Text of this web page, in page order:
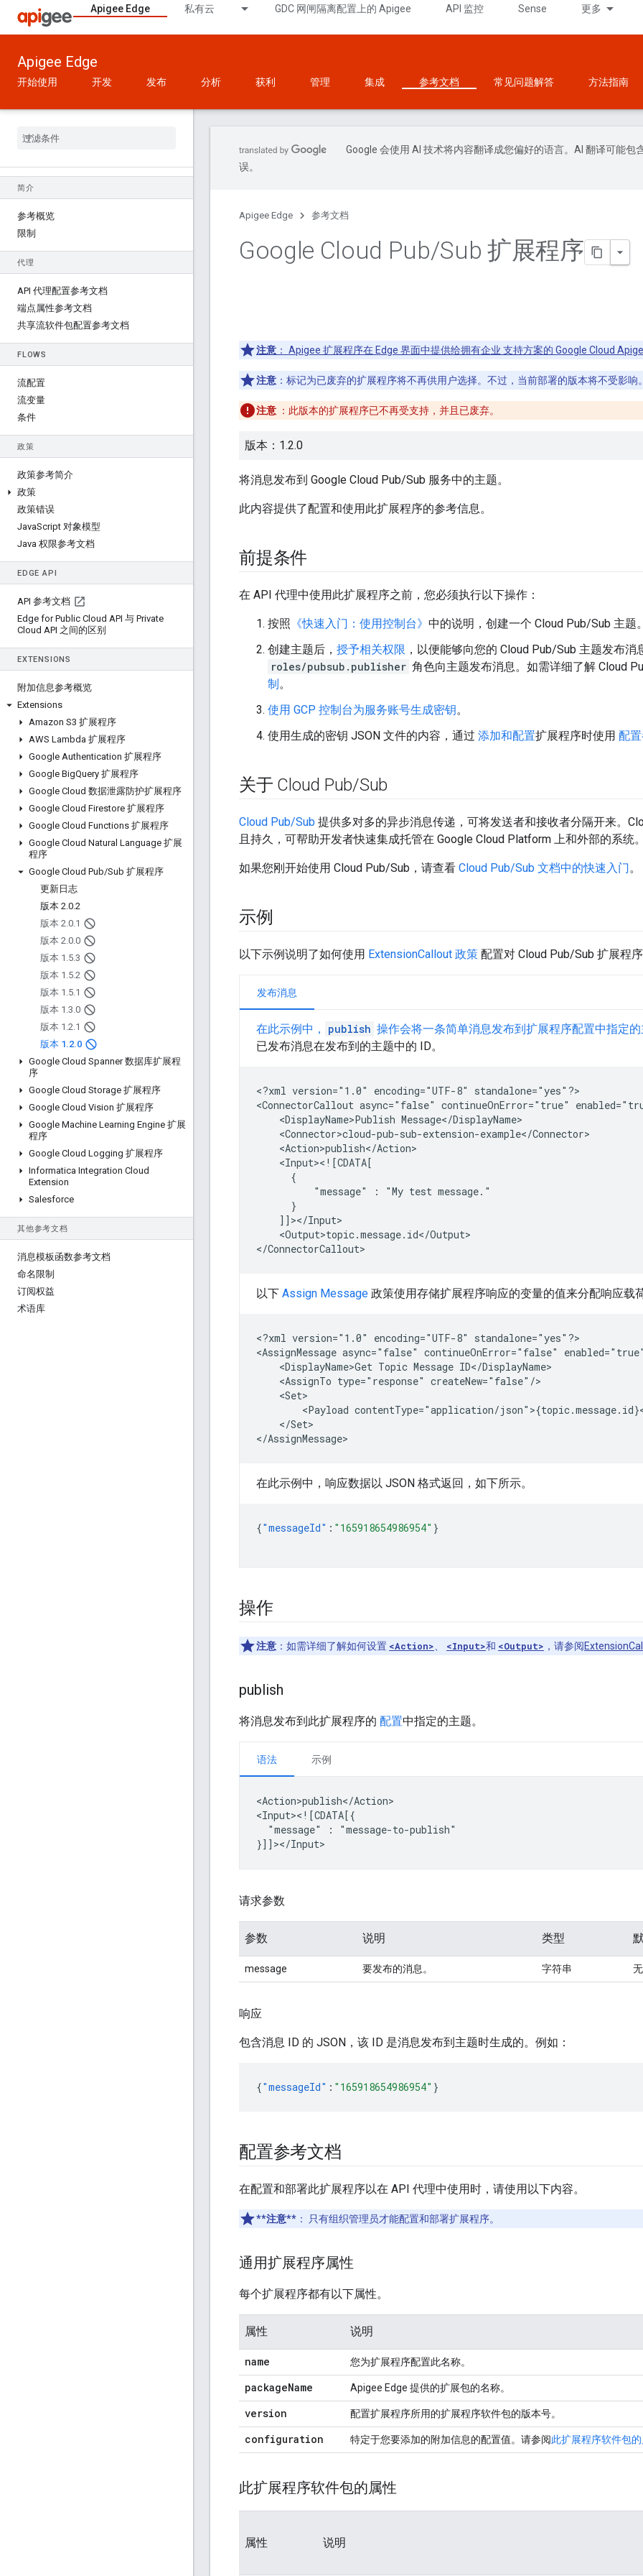
Apigee Edge 私有云 GDC 网闸隔离配置上的 Apigee API 监控 Sense 更多
Apigee Edge
开始使用 开发 发布 分析 获利 管理 集成 参考文档 常见问题解答 方法指南
简介
参考概览
限制
代理
API 代理配置参考文档
端点属性参考文档
共享流软件包配置参考文档
FLOWS
流配置
流变量
条件
政策
政策参考简介
政策
政策错误
JavaScript 对象模型
Java 权限参考文档
EDGE API
API 参考文档
Edge for Public Cloud API 与 Private
Cloud API 之间的区别
EXTENSIONS
附加信息参考概览
Extensions
Amazon S3 扩展程序
AWS Lambda 扩展程序
Google Authentication 扩展程序
Google BigQuery 扩展程序
Google Cloud 数据泄露防护扩展程序
Google Cloud Firestore 扩展程序
Google Cloud Functions 扩展程序
Google Cloud Natural Language 扩展
程序
Google Cloud Pub/Sub 扩展程序
更新日志
版本 2.0.2
版本 2.0.1
版本 2.0.0
版本 1 .5.3
版本 1 .5.2
版本 1 .5.1
版本 1 .3.0
版本 1 .2.1
版本 1.2.0
Google Cloud Spanner 数据库扩展程
序
Google Cloud Storage 扩展程序
Google Cloud Vision 扩展程序
Google Machine Learning Engine 扩展
程序
Google Cloud Logging 扩展程序
Informatica Integration Cloud
Extension
Salesforce
其他参考文档
消息模板函数参考文档
命名限制
订阅权益
术语库
Google 会使用 AI 技术将内容翻译成您偏好的语言。AI 翻译可能包
误。
Apigee Edge 参考文档
Google Cloud Pub/Sub 扩展程序
注意 ： Apigee 扩展程序在 Edge 界面中提供给拥有企业 支持方案的 Google Cloud
注意 ：标记为已废弃的扩展程序将不再供用户选择。不过，当前部署的版本将不受影响
注意 ：此版本的扩展程序已不再受支持，并且已废弃。
版本：1.2.0
将消息发布到 Google Cloud Pub/Sub 服务中的主题。
此内容提供了配置和使用此扩展程序的参考信息。
前提条件
在 API 代理中使用此扩展程序之前，您必须执行以下操作：
按照 《快速入门：使用控制台》 中的说明，创建一个 Cloud Pub/Sub 主题
创建主题后， 授予相关权限 ，以便能够向您的 Cloud Pub/Sub 主题发布
roles/pubsub.publisher 角色向主题发布消息。如需详细了解 Cloud
制。
使用 GCP 控制台为服务账号生成密钥。
使用生成的密钥 JSON 文件的内容，通过 添加和配置扩展程序时使用 配
关于 Cloud Pub/Sub
Cloud Pub/Sub 提供多对多的异步消息传递，可将发送者和接收者分隔开来。
且持久，可帮助开发者快速集成托管在 Google Cloud Platform 上和外部的系统
如果您刚开始使用 Cloud Pub/Sub，请查看 Cloud Pub/Sub 文档中的快速入门。
示例
以下示例说明了如何使用 ExtensionCallout 政策 配置对 Cloud Pub/Sub 扩展程
发布消息
在此示例中， publish 操作会将一条简单消息发布到扩展程序配置中指定
已发布消息在发布到的主题中的 ID。
<?xml version="1.0" encoding="UTF-8"
standalone="yes"?>
<ConnectorCallout async="false" continueOnError="true"
<DisplayName>Publish
"message"
: "My test
<Output>topic.message.id</Output>
以下 Assign Message 政策使用存储扩展程序响应的变量的值来分配响应载
<?xml version="1.0" encoding="UTF-8"
standalone="yes"?>
<AssignMessage async="false" continueOnError="false"
<DisplayName>Get Topic Message
<AssignTo type="response"
<Payload
</Set>
在此示例中，响应数据以 JSON 格式返回，如下所示。
{"messageId" : "165918654986954" }
操作
注意 ：如需详细了解如何设置 <Action> <Input>和 <Output> ，请参阅
publish
将消息发布到此扩展程序的 配置中指定的主题。
语法 示例
<Action>publish</Action>
"message"
:
"message-to-publish"
请求参数
参数 说明 类型
message 要发布的消息。 字符串
响应
包含消息 ID 的 JSON，该 ID 是消息发布到主题时生成的。例如：
{"messageId" : "165918654986954" }
配置参考文档
在配置和部署此扩展程序以在 API 代理中使用时，请使用以下内容。
**注意** ： 只有组织管理员才能配置和部署扩展程序。
通用扩展程序属性
每个扩展程序都有以下属性。
属性 说明
name 您为扩展程序配置此名称。
packageName Apigee Edge 提供的扩展包的名称。
version 配置扩展程序所用的扩展程序软件包的版本号。
configuration 特定于您要添加的附加信息的配置值。请参阅此扩展程序软件包
此扩展程序软件包的属性
属性 说明